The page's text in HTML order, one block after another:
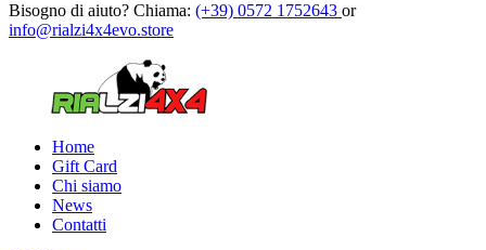
Bisogno di aiuto? Chiama: (+39) 0572 1752643 or
info@rialzi4x4evo.store
Home
Gift Card
Chi siamo
News
Contatti